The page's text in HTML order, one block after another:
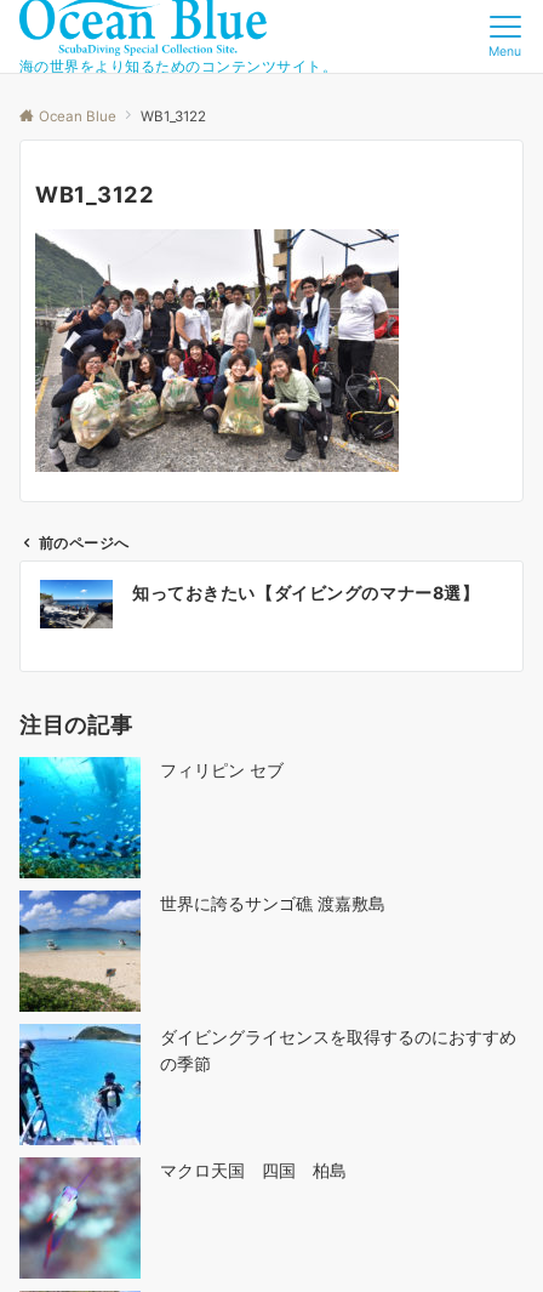
海の世界をより知るためのコンテンツサイト。
Menu
Ocean Blue WB1_3122
WB1_3122
ビ
ー
シ
ョ
ン
前のページへ
知っておきたい【ダイビングのマナー8選】
注目の記事
フィリピン セブ
世界に誇るサンゴ礁 渡嘉敷島
ダイビングライセンスを取得するのにおすすめ
の季節
マクロ天国 四国 柏島